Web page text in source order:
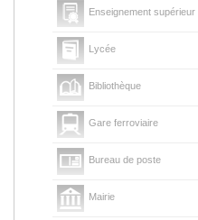
Enseignement supérieur
Lycée
Bibliothèque
Gare ferroviaire
Bureau de poste
Mairie